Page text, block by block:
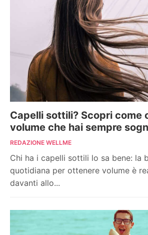
Capelli sottili? Scopri come
volume che hai sempre
REDAZIONE WELLME
Chi ha i capelli sottili lo sa bene: la
quotidiana per ottenere volume è
davanti allo...